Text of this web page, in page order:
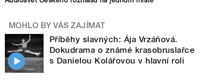
MOHLO BY VÁS ZAJÍMAT
Příběhy slavných: Ája Vrzáňová.
Dokudrama o známé krasobruslařce
s Danielou Kolářovou v hlavní roli